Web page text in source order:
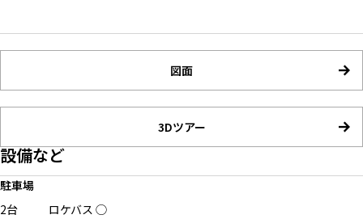
図面
3Dツアー
設備など
駐車場
2台
ロケバス ◯